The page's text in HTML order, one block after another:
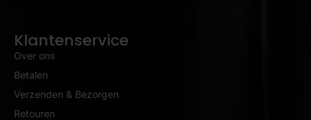
Klantenservice
Over ons
Betalen
Verzenden & Bezorgen
Retouren